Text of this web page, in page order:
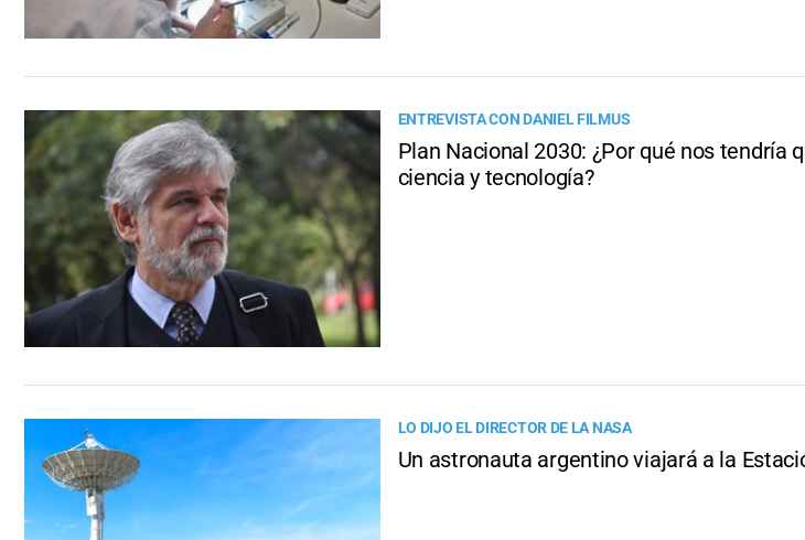
ENTREVISTA CON DANIEL FILMUS
Plan Nacional 2030: ¿Por qué nos tendría
ciencia y tecnología?
LO DIJO EL DIRECTOR DE LA NASA
Un astronauta argentino viajará a la